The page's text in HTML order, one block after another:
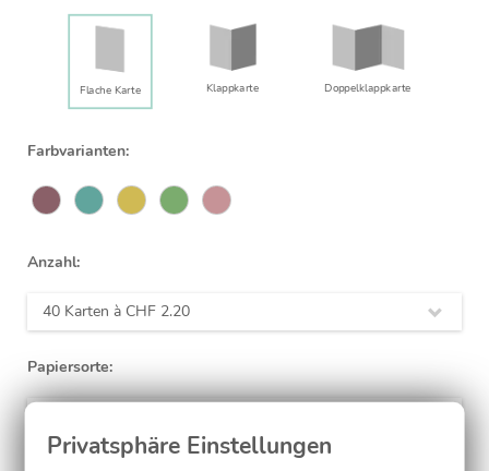
Flache Karte Klappkarte Doppelklapp­karte
Farbvarianten:
Anzahl:
40 Karten à CHF 2.20
Papiersorte: